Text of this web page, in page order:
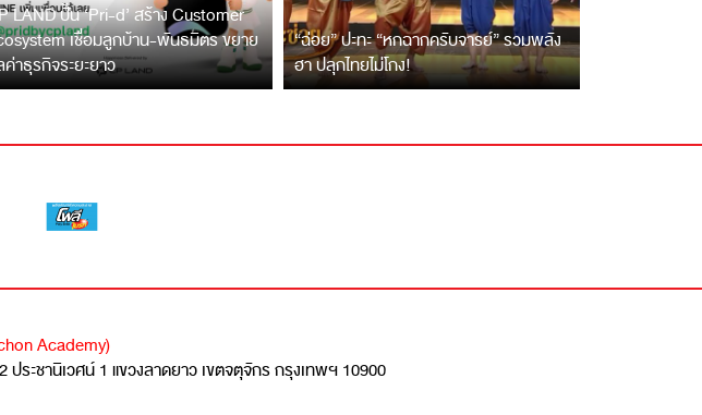
LAND ปั้น ‘Pri-d’ สร้าง Customer
เชื่อมลูกบ้าน-พันธมิตร ขยาย
าธุรกิจระยะยาว
“ฉ่อย” ปะทะ “หกฉากครับจารย์” รวมพลัง
ฮา ปลุกไทยไม่โกง!
Academy)
ประชานิเวศน์ 1 แขวงลาดยาว เขตจตุจักร กรุงเทพฯ 10900